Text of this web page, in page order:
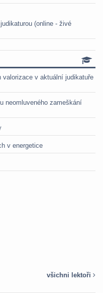
(online - živé
v aktuální judikatuře
neomluveného zameškání
v energetice
všichni lektoři